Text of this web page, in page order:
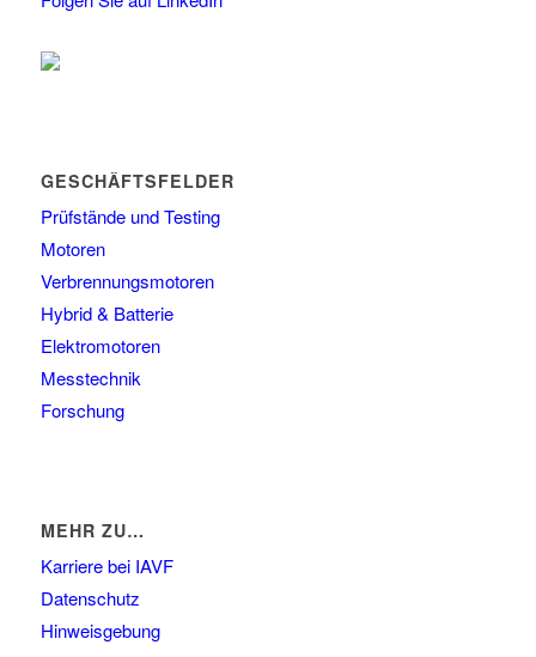
GESCHÄFTSFELDER
Prüfstände und Testing
Motoren
Verbrennungsmotoren
Hybrid & Batterie
Elektromotoren
Messtechnik
Forschung
MEHR ZU…
Karriere bei IAVF
Datenschutz
Hinweisgebung